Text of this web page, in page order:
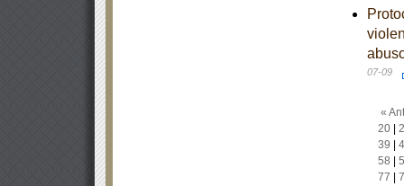
07-09
«
20|
39
58
77